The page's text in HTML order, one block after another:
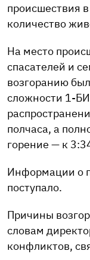
происшествия
количество
На место
спасателей и
возгоранию
сложности 1-
полчаса, а
горение — к
Информации о
поступало.
Причины
словам
конфликтов,